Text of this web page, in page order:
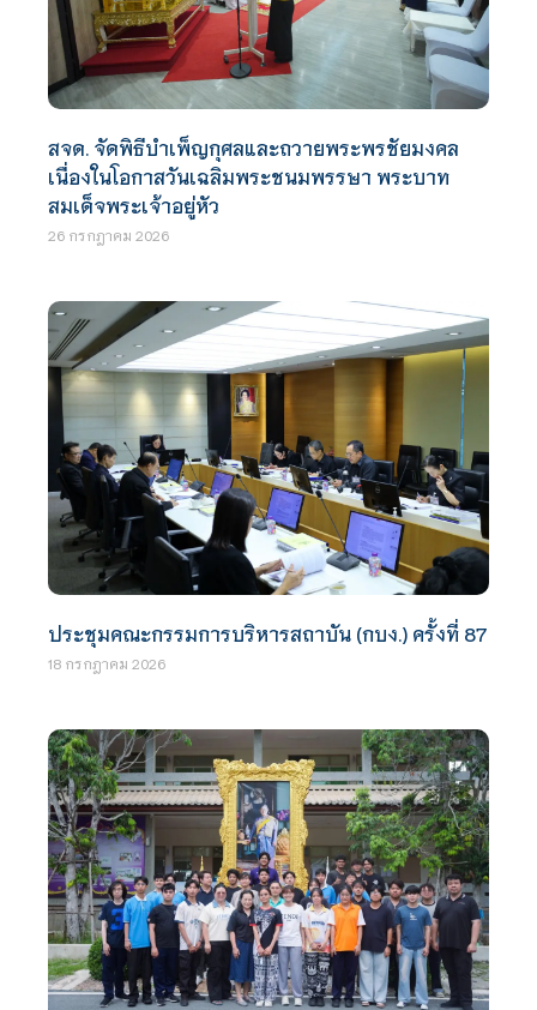
สจด. จัดพิธีบำเพ็ญกุศลและถวายพระพรชัยมงคล
เนื่องในโอกาสวันเฉลิมพระชนมพรรษา พระบาท
สมเด็จพระเจ้าอยู่หัว
26 กรกฎาคม 2026
ประชุมคณะกรรมการบริหารสถาบัน (กบง.) ครั้งที่ 87
18 กรกฎาคม 2026